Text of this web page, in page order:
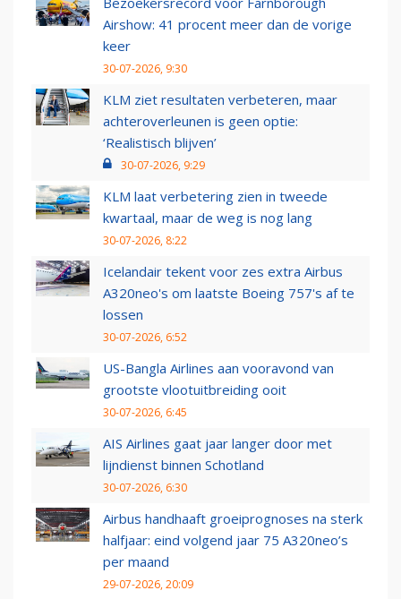
Airshow: 41 procent meer dan de vorige
keer
30-07-2026, 9:30
KLM ziet resultaten verbeteren, maar
achteroverleunen is geen optie:
‘Realistisch blijven’
30-07-2026, 9:29
KLM laat verbetering zien in tweede
kwartaal, maar de weg is nog lang
30-07-2026, 8:22
Icelandair tekent voor zes extra Airbus
A320neo's om laatste Boeing 757's af te
lossen
30-07-2026, 6:52
US-Bangla Airlines aan vooravond van
grootste vlootuitbreiding ooit
30-07-2026, 6:45
AIS Airlines gaat jaar langer door met
lijndienst binnen Schotland
30-07-2026, 6:30
Airbus handhaaft groeiprognoses na sterk
halfjaar: eind volgend jaar 75 A320neo’s
per maand
29-07-2026, 20:09